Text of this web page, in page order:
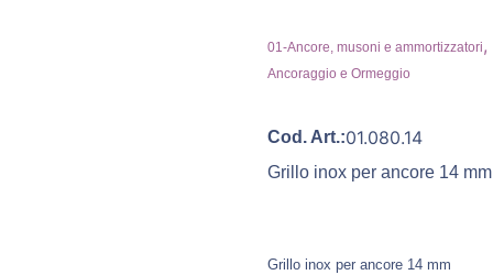
01-Ancore, musoni e ammortizzatori,
Ancoraggio e Ormeggio
Cod. Art.:01.080.14
Grillo inox per ancore 14 mm
Grillo inox per ancore 14 mm